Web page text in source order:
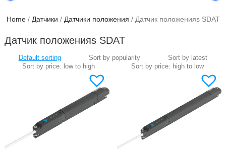
Home/ Датчики / Датчики положения / Датчик положенияs SDAT
Датчик положенияs SDAT